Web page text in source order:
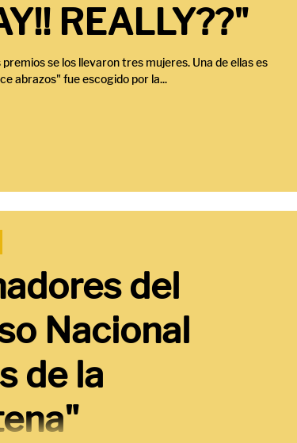
REALLY??"
premios se los llevaron tres mujeres. Una de ellas es
abrazos" fue escogido por la...
del
Nacional
de la